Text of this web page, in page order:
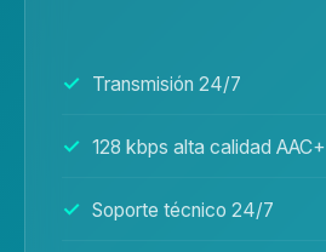
Transmisión 24/7
128 kbps alta calidad AAC+
Soporte técnico 24/7